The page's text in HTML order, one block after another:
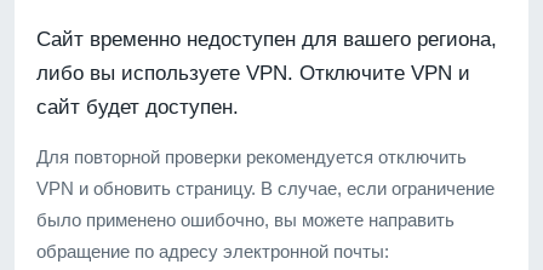
Сайт временно недоступен для вашего региона,
либо вы используете VPN. Отключите VPN и
сайт будет доступен.
Для повторной проверки рекомендуется отключить
VPN и обновить страницу. В случае, если ограничение
было применено ошибочно, вы можете направить
обращение по адресу электронной почты: